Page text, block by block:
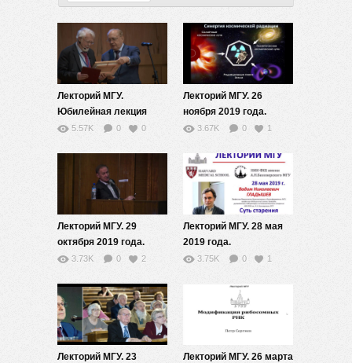
Лекторий МГУ.
Юбилейная лекция
академика
5.57K 0 0
Лекторий МГУ. 26
ноября 2019 года.
М.И.Панасюк
3.67K 0 1
Лекторий МГУ. 29
октября 2019 года.
Д.Б.Зоров
3.73K 0 2
Лекторий МГУ. 28 мая
2019 года.
В.Н.Гладышев
3.75K 0 1
Лекторий МГУ. 23
Лекторий МГУ. 26 марта